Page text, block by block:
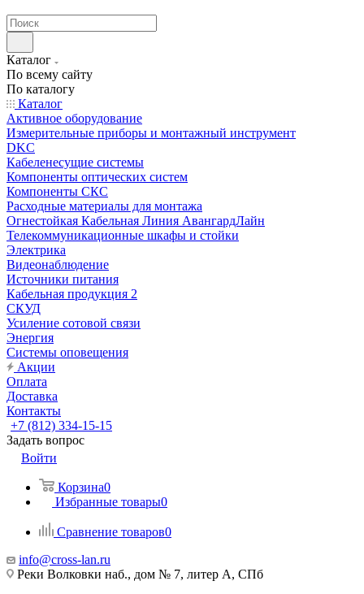
Каталог
По всему сайту
По каталогу
Каталог
Активное оборудование
Измерительные приборы и монтажный инструмент
DKC
Кабеленесущие системы
Компоненты оптических систем
Компоненты СКС
Расходные материалы для монтажа
Огнестойкая Кабельная Линия АвангардЛайн
Телекоммуникационные шкафы и стойки
Электрика
Видеонаблюдение
Источники питания
Кабельная продукция 2
СКУД
Усиление сотовой связи
Энергия
Системы оповещения
Акции
Оплата
Доставка
Контакты
+7 (812) 334-15-15
Задать вопрос
Войти
Корзина0
Избранные товары0
Сравнение товаров0
info@cross-lan.ru
Реки Волковки наб., дом № 7, литер А, СПб